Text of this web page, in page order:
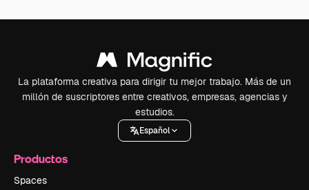
La plataforma creativa para dirigir tu mejor trabajo. Más de un
millón de suscriptores entre creativos, empresas, agencias y
estudios.
Español
Productos
Spaces